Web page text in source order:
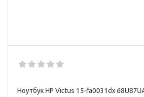
Ноутбук HP Victus 15-fa0031dx